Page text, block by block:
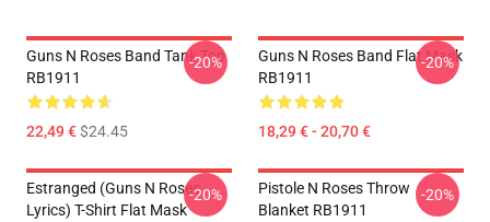
Guns N Roses Band Tank Top
RB1911
22,49 €$24.45
-20%
Guns N Roses Band Flat Mask
RB1911
18,29 € - 20,70 €
-20%
Estranged (Guns N Roses
Lyrics) T-Shirt Flat Mask
-20%
Pistole N Roses Throw
Blanket RB1911
-20%